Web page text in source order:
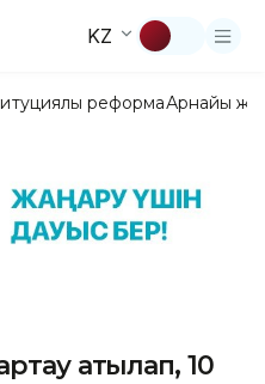
KZ
реформаАрнайы
атқылап, 10